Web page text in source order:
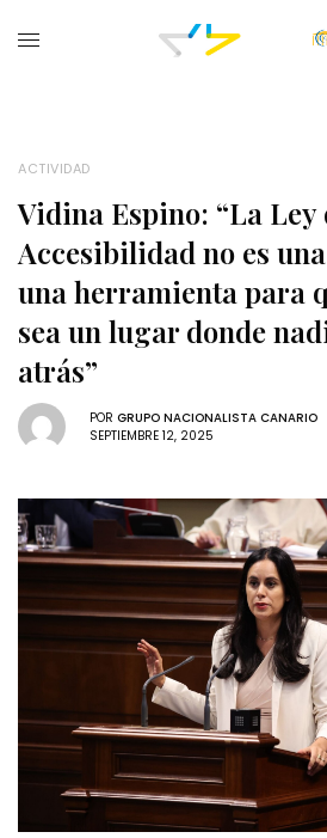
ACTIVIDAD
Vidina Espino: “La Ley
Accesibilidad no es
una herramienta para
sea un lugar donde
atrás”
POR GRUPO NACIONALISTA CANARIO
SEPTIEMBRE 12, 2025